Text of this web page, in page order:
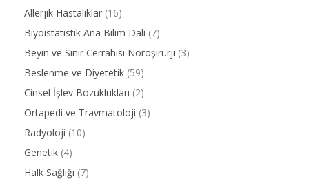
Allerjik Hastalıklar (16)
Biyoistatistik Ana Bilim Dalı (7)
Beyin ve Sinir Cerrahisi Nöroşirürji (3)
Beslenme ve Diyetetik (59)
Cinsel İşlev Bozuklukları (2)
Ortapedi ve Travmatoloji (3)
Radyoloji (10)
Genetik (4)
Halk Sağlığı (7)